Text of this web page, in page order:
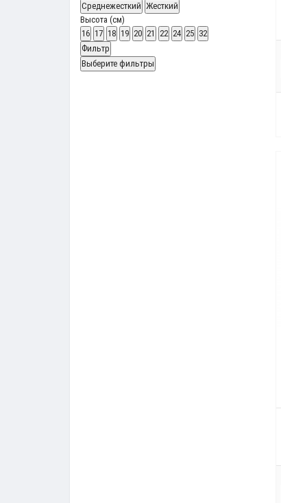
Среднежесткий Жесткий
Высота (см)
16 17 18 19 20 21 22 24 25 32
Фильтр
Выберите фильтры